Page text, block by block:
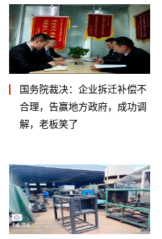
国务院裁决：企业拆迁补偿不
合理，告赢地方政府，成功调
解，老板笑了